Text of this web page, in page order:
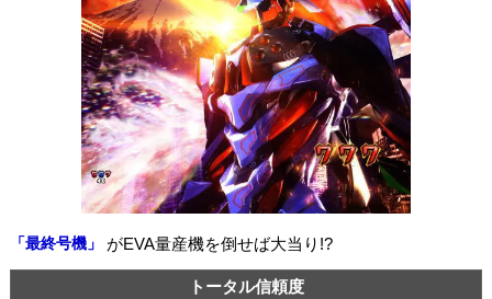
「最終号機」 がEVA量産機を倒せば大当り!?
トータル信頼度